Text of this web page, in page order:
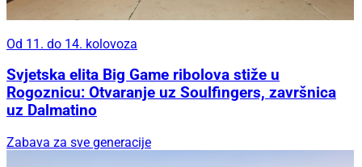
Od 11. do 14. kolovoza
Svjetska elita Big Game ribolova stiže u
Rogoznicu: Otvaranje uz Soulfingers, završnica
uz Dalmatino
Zabava za sve generacije